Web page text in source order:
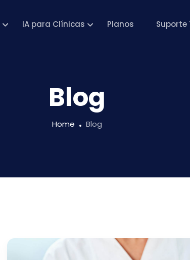
IA para Clínicas Planos Suporte
Blog
Home Blog